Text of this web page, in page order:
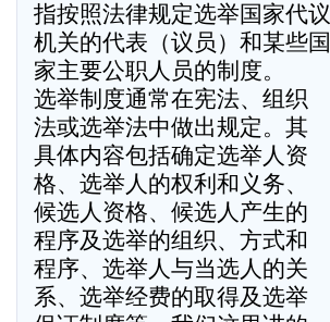
指按照法律规定选举国家代议
机关的代表（议员）和某些国
家主要公职人员的制度。
选举制度通常在宪法、组织
法或选举法中做出规定。其
具体内容包括确定选举人资
格、选举人的权利和义务、
候选人资格、候选人产生的
程序及选举的组织、方式和
程序、选举人与当选人的关
系、选举经费的取得及选举